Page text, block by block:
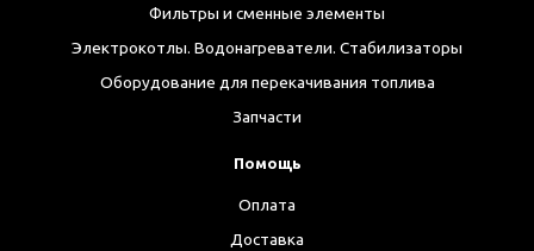
Фильтры и сменные элементы
Электрокотлы. Водонагреватели. Стабилизаторы
Оборудование для перекачивания топлива
Запчасти
Помощь
Оплата
Доставка